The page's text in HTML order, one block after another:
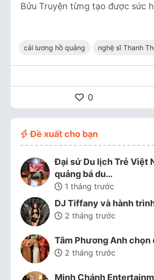
Bửu Truyện từng tạo được sức
cải lương hồ quảng nghệ sĩ Thanh
0
Đề xuất cho bạn
Đại sứ Du lịch Trẻ Việt
quảng bá du…
1 tháng trước
DJ Tiffany và hành
2 tháng trước
Tâm Phương Anh
2 tháng trước
Minh Chánh